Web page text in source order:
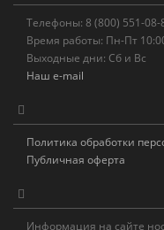
Телефоны: 8 (800) 551-08-
Время работы: Пн-Пт
Выходные дни: Сб и Вс
Наш e-mail
Политика обработки
Публичная оферта
Информация на сайте